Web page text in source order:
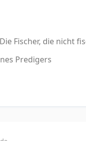
Die Fischer, die nicht
Predigers